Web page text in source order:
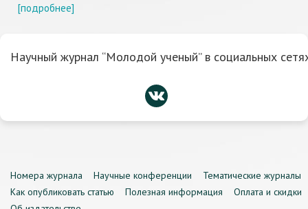
[подробнее]
Научный журнал “Молодой ученый” в социальных
Номера журнала Научные конференции
Тематические журналы
Как опубликовать статью
Полезная информация
Оплата и скидки